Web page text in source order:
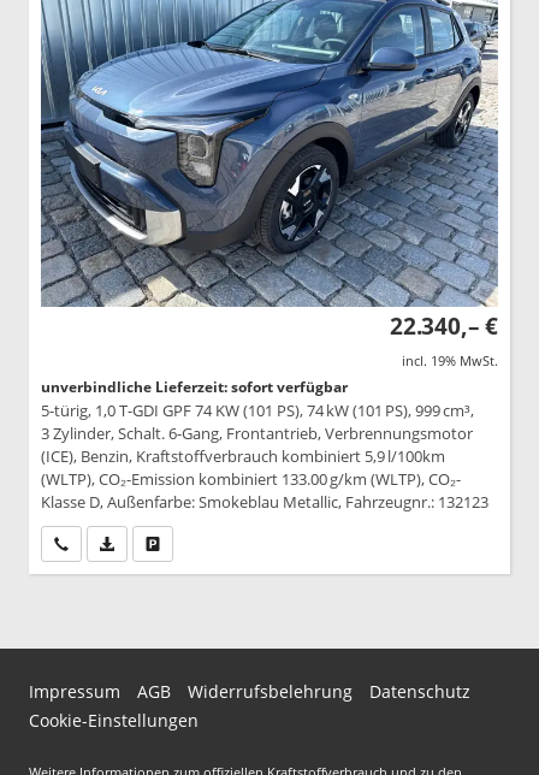
22.340,– €
incl. 19% MwSt.
unverbindliche Lieferzeit: sofort verfügbar
5-türig, 1,0 T-GDI GPF 74 KW (101 PS), 74 kW (101 PS), 999 cm³,
3 Zylinder, Schalt. 6-Gang, Frontantrieb, Verbrennungsmotor
(ICE), Benzin, Kraftstoffverbrauch kombiniert 5,9 l/100km
(WLTP), CO₂-Emission kombiniert 133.00 g/km (WLTP), CO₂-
Klasse D, Außenfarbe: Smokeblau Metallic, Fahrzeugnr.: 132123
Wir rufen Sie anPDF-Datei, Fahrzeugexposé drucken
Impressum AGB Widerrufsbelehrung
Datenschutz
Cookie-Einstellungen